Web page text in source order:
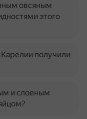
овсяным
этого
получили
и слоеным